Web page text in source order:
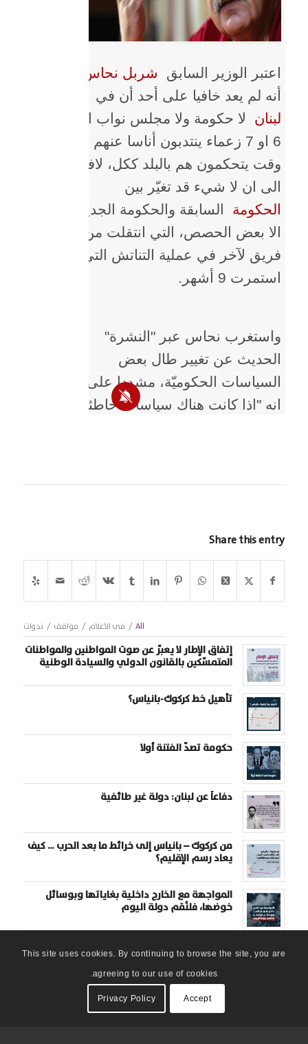
Share this entry
All
/ في الاعلام / مواقف / ندوات
إتفاق الإطار لا يعبّر عن صوت المواطنين والمواطنات
المتمسّكين بالقانون الدولي والسيادة الوطنية
تأهيل خط كركوك-بانياس؟
حكومة تصدّ الفتنة أولا
دفاعاً عن لبنان: دولة غير طائفية
من كركوك – بانياس إلى خرائط ما بعد الحرب … كيف
يعاد رسم الإقليم؟
المواجهة مع الخارج داخلية بغاياتها وبوسائل
خوضها، فلنُقم دولة اليوم
This site uses cookies. By continuing to browse the site, you are
agreeing to our use of cookies.
Accept
Privacy Policy